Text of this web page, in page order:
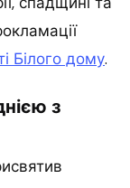
Білого дому.
з